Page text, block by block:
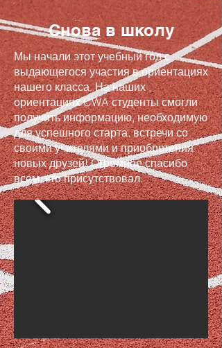
Снова в школу
Мы начали этот учебный год с
выдающегося участия в ориентациях
нашего класса. На наших
ориентациях CWA студенты смогли
получить информацию, необходимую
для успешного старта, встречи со
своими учителями и приобретения
новых друзей! Огромное спасибо
всем, кто присутствовал.